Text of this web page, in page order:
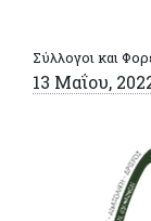
Σύλλογοι και
13 Μαΐου,